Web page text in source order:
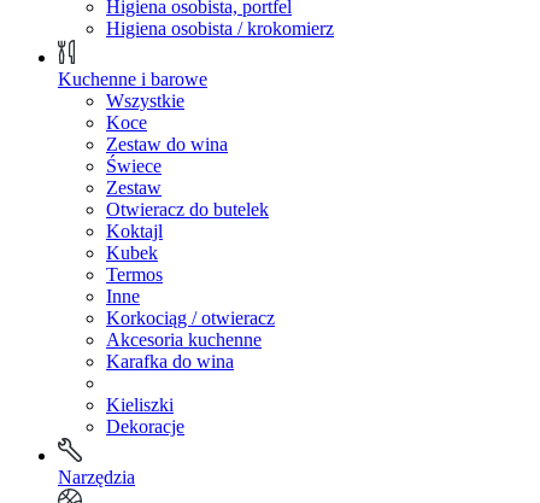
Higiena osobista, portfel
Higiena osobista / krokomierz
Kuchenne i barowe
Wszystkie
Koce
Zestaw do wina
Świece
Zestaw
Otwieracz do butelek
Koktajl
Kubek
Termos
Inne
Korkociąg / otwieracz
Akcesoria kuchenne
Karafka do wina
Kieliszki
Dekoracje
Narzędzia